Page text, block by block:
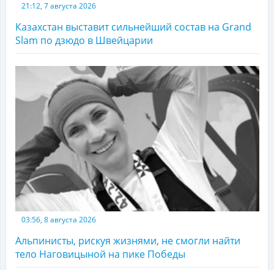
21:12, 7 августа 2026
Казахстан выставит сильнейший состав на Grand
Slam по дзюдо в Швейцарии
03:56, 8 августа 2026
Альпинисты, рискуя жизнями, не смогли найти
тело Наговицыной на пике Победы